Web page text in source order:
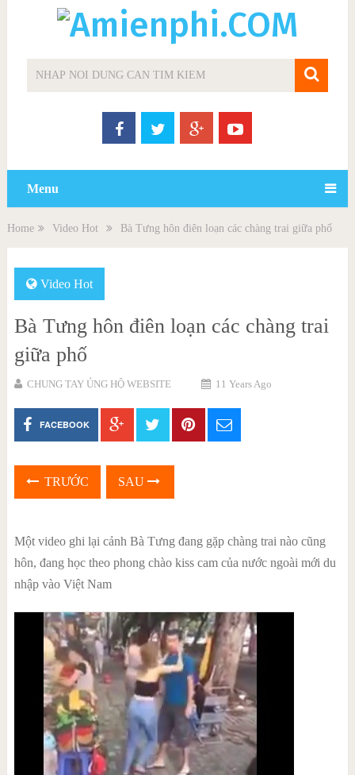
Menu
Home Video Hot Bà Tưng hôn điên loạn các chàng trai giữa phố
Video Hot
Bà Tưng hôn điên loạn các chàng trai
giữa phố
CHUNG TAY ỦNG HỘ WEBSITE 11 Years Ago
FACEBOOK
TRƯỚC SAU
Một video ghi lại cảnh Bà Tưng đang gặp chàng trai nào cũng
hôn, đang học theo phong chào kiss cam của nước ngoài mới du
nhập vào Việt Nam